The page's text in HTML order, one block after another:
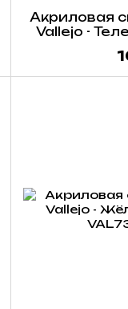
Акриловая
Vallejo -